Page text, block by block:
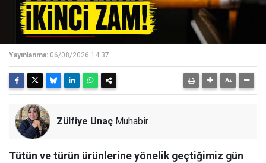
Yayınlanma: 06/08/2026 14:37
Zülfiye Unaç Muhabir
Tütün ve türün ürünlerine yönelik geçtiğimiz gün